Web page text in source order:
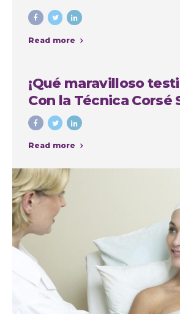
de Espalda, Mejora de
Comodidad y
la Autoestima
Read more
¡Qué maravilloso
Con la Técnica Corsé
Read more